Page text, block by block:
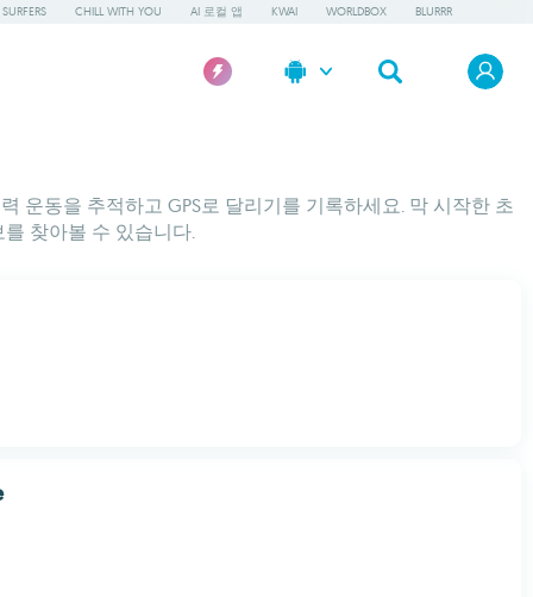
CHILL WITH YOU AI 로컬 앱 KWAI WORLDBOX BLURRR
운동을 추적하고 GPS로 달리기를 기록하세요. 막 시작한 초
찾아볼 수 있습니다.